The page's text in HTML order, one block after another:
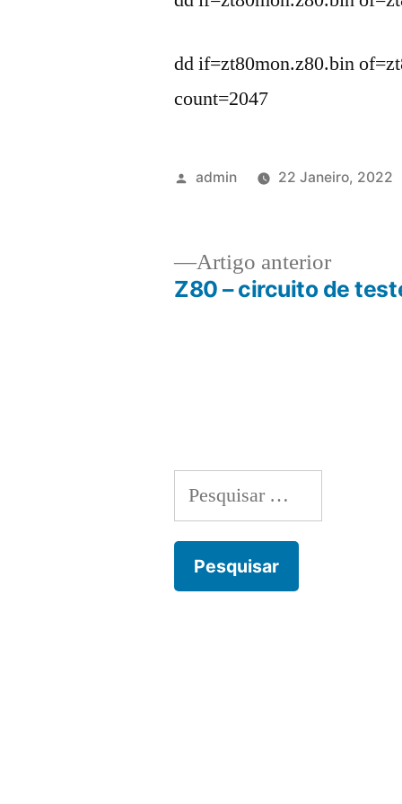
dd if=zt80mon.z80.bin
count=2047
Publicado
admin 22 Janeiro, 2022
Navegação
Artigo anteriorArtigo
Z80 – circuito de
Pesquisar
por: